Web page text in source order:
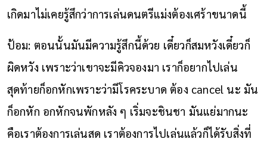
เกิดมาไม่เคยรู้สึกว่าการเล่นดนตรีแม่งต้องเศร้าขนาดนี้
ป้อม: ตอนนั้นมันมีความรู้สึกนี้ด้วย เดี๋ยวก็สมหวังเดี๋ยวก็
ผิดหวัง เพราะว่าเขาจะมีคิวจองมา เราก็อยากไปเล่น
สุดท้ายก็อกหักเพราะว่ามีโรคระบาด ต้อง cancel นะ มัน
ก็อกหัก อกหักจนพักหลัง ๆ เริ่มจะชินชา มันแย่มากนะ
คือเราต้องการเล่นสด เราต้องการไปเล่นแล้วก็ได้รับสิ่งที่